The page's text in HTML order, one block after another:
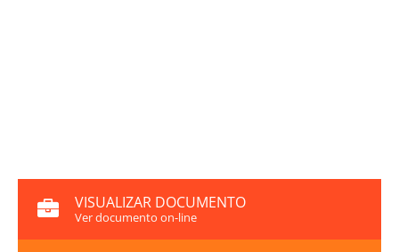
VISUALIZAR DOCUMENTO
Ver documento on-line